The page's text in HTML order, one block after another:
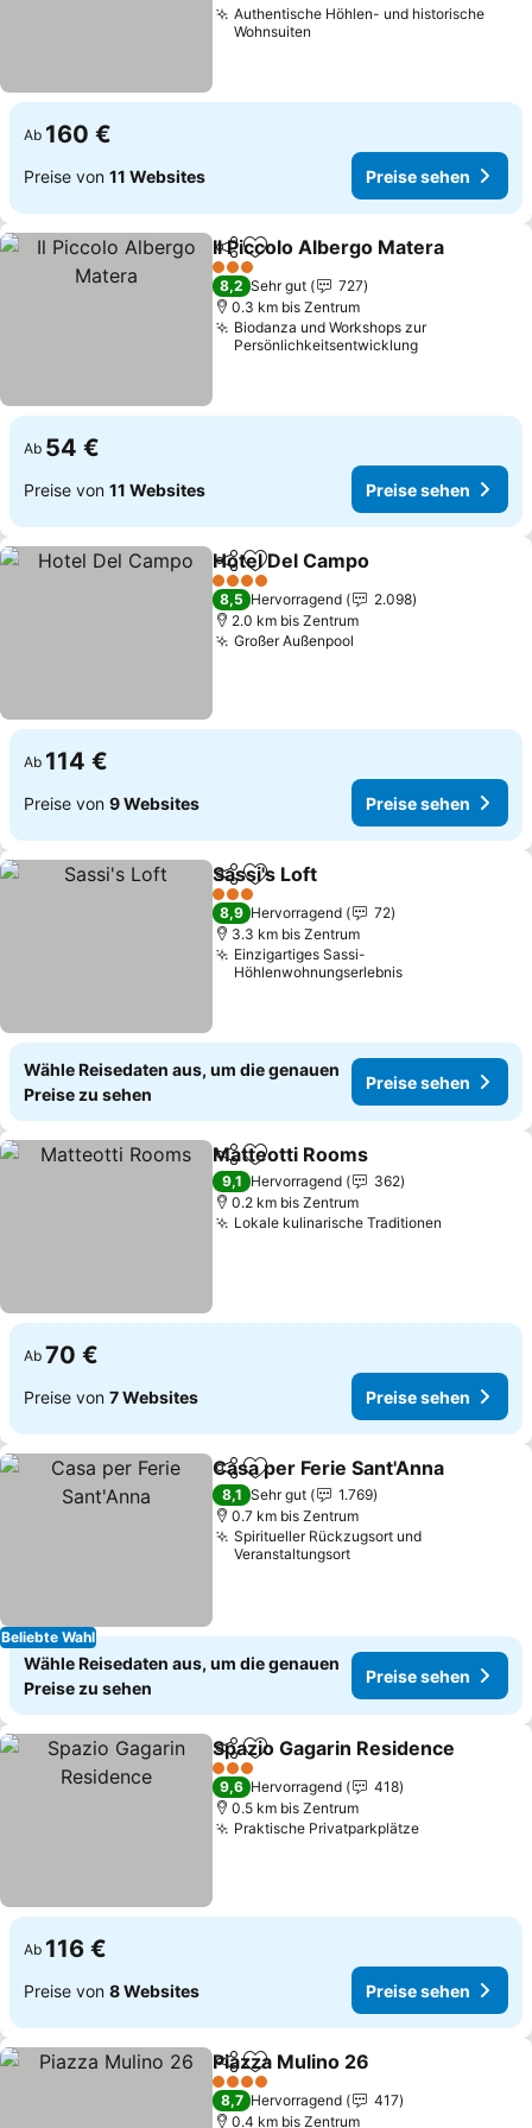
Authentische Höhlen- und historische
Wohnsuiten
Ab 160 €
Preise von 11 Websites Preise sehen
TeilenZu Favoriten hinzufügen
Il Piccolo Albergo Matera
3 Sterne
8,2 Sehr gut
727
0.3 km bis Zentrum
Biodanza und Workshops zur
Persönlichkeitsentwicklung
Ab 54 €
Preise von 11 Websites Preise sehen
TeilenZu Favoriten hinzufügen
Hotel Del Campo
4 Sterne
8,5 Hervorragend
2.098
2.0 km bis Zentrum
Großer Außenpool
Ab 114 €
Preise von 9 Websites Preise sehen
TeilenZu Favoriten hinzufügen
Sassi's Loft
3 Sterne
8,9 Hervorragend
72
3.3 km bis Zentrum
Einzigartiges Sassi-
Höhlenwohnungserlebnis
Wähle Reisedaten aus, um die genauen
Preise zu sehen
Preise sehen
TeilenZu Favoriten hinzufügen
Matteotti Rooms
9,1 Hervorragend
362
0.2 km bis Zentrum
Lokale kulinarische Traditionen
Ab 70 €
Preise von 7 Websites Preise sehen
Beliebte Wahl
TeilenZu Favoriten hinzufügen
Casa per Ferie Sant'Anna
8,1 Sehr gut
1.769
0.7 km bis Zentrum
Spiritueller Rückzugsort und
Veranstaltungsort
Wähle Reisedaten aus, um die genauen
Preise zu sehen
Preise sehen
TeilenZu Favoriten hinzufügen
Spazio Gagarin Residence
3 Sterne
9,6 Hervorragend
418
0.5 km bis Zentrum
Praktische PrivatparkplätzePreise sehen
Ab 116 €
Preise von 8 Websites Preise sehen
TeilenZu Favoriten hinzufügen
Piazza Mulino 26
4 Sterne
8,7 Hervorragend
417
0.4 km bis Zentrum